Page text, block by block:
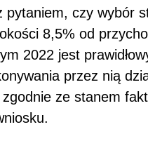
pytaniem, czy wybór
8,5% od
2022 jest
przez nią
ze stanem